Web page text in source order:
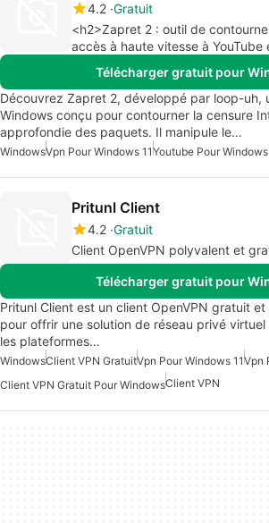
4.2 Gratuit
<h2>Zapret 2 : outil de
accès à haute vitesse à YouTube
Télécharger gratuit pour
Découvrez Zapret 2, développé par loop-uh,
Windows conçu pour contourner la censure
approfondie des paquets. Il manipule le…
WindowsVpn Pour Windows 11Youtube Pour Windows
Pritunl Client
4.2 Gratuit
Client OpenVPN polyvalent et
Télécharger gratuit pour
Pritunl Client est un client OpenVPN gratuit
pour offrir une solution de réseau privé virtuel
les plateformes…
WindowsClient VPN GratuitVpn Pour Windows 11Vpn
Client VPN Gratuit Pour WindowsClient VPN